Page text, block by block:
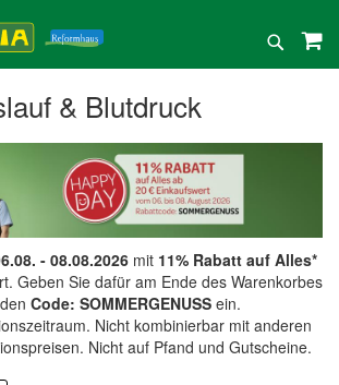
Suche
& Blutdruck
- 08.08.2026mit 11% Rabatt auf Alles*
Geben Sie dafür am Ende des Warenkorbes
Code: SOMMERGENUSSein.
Nicht kombinierbar mit anderen
Nicht auf Pfand und Gutscheine.